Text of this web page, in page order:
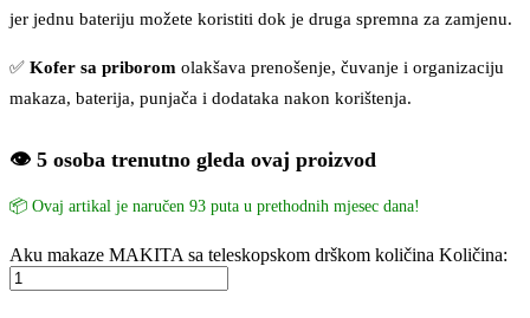
jer jednu bateriju možete koristiti dok je druga spremna za zamjenu.
✅ Kofer sa priborom olakšava prenošenje, čuvanje i organizaciju
makaza, baterija, punjača i dodataka nakon korištenja.
👁️ 5 osoba trenutno gleda ovaj proizvod
📦 Ovaj artikal je naručen 93 puta u prethodnih mjesec dana!
Aku makaze MAKITA sa teleskopskom drškom količina Količina: